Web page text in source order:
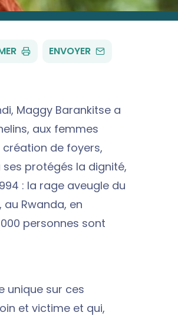
ENVOYER PAR
Maggy Barankitse a
aux femmes
de foyers,
ses protégés la dignité,
: la rage aveugle du
Rwanda, en
personnes sont
unique sur ces
et victime et qui,